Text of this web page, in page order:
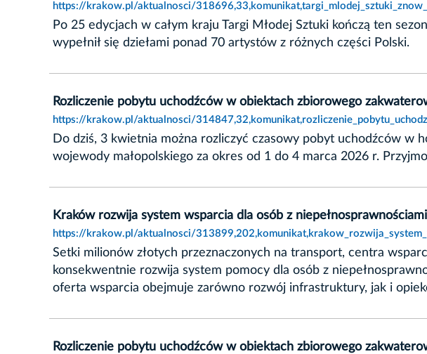
https://krakow.pl/aktualnosci/
Po 25 edycjach w całym kraju Targi Młodej Sztuki kończą ten
wypełnił się dziełami ponad 70 artystów z różnych części Polski.
Rozliczenie pobytu uchodźców w obiektach zbiorowego
https://krakow.pl/aktualnosci/
Do dziś, 3 kwietnia można rozliczyć czasowy pobyt uchodźców w
wojewody małopolskiego za okres od 1 do 4 marca 2026 r.
Kraków rozwija system wsparcia dla osób z niepełnosprawnościami
https://krakow.pl/aktualnosci/
Setki milionów złotych przeznaczonych na transport, centra
konsekwentnie rozwija system pomocy dla osób z
oferta wsparcia obejmuje zarówno rozwój infrastruktury, jak i
Rozliczenie pobytu uchodźców w obiektach zbiorowego